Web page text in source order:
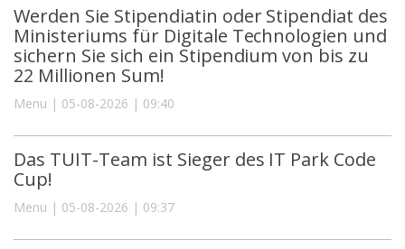
Werden Sie Stipendiatin oder Stipendiat des
Ministeriums für Digitale Technologien und
sichern Sie sich ein Stipendium von bis zu
22 Millionen Sum!
Menu | 05-08-2026 | 09:40
Das TUIT-Team ist Sieger des IT Park Code
Cup!
Menu | 05-08-2026 | 09:37